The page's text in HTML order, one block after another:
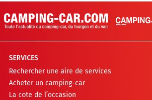
SERVICES
Rechercher une aire de services
Acheter un camping-car
La cote de l’occasion